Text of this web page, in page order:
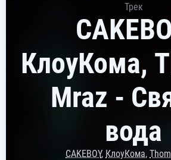
Трек
КлоуКома,
Mraz -
вода
CAKEBOY, КлоуКома,